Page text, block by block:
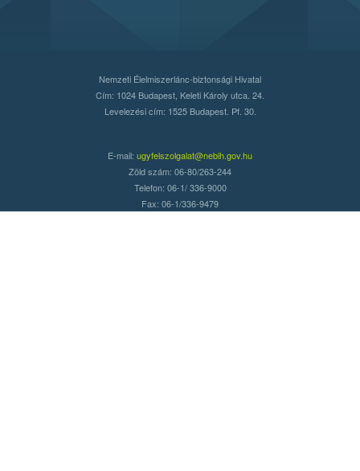
Nemzeti Élelmiszerlánc-biztonsági Hivatal
Cím: 1024 Budapest, Keleti Károly utca. 24.
Levelezési cím: 1525 Budapest. Pf. 30.
E-mail: ugyfelszolgalat@nebih.gov.hu
Zöld szám: 06-80/263-244
Telefon: 06-1/ 336-9000
Fax: 06-1/336-9479